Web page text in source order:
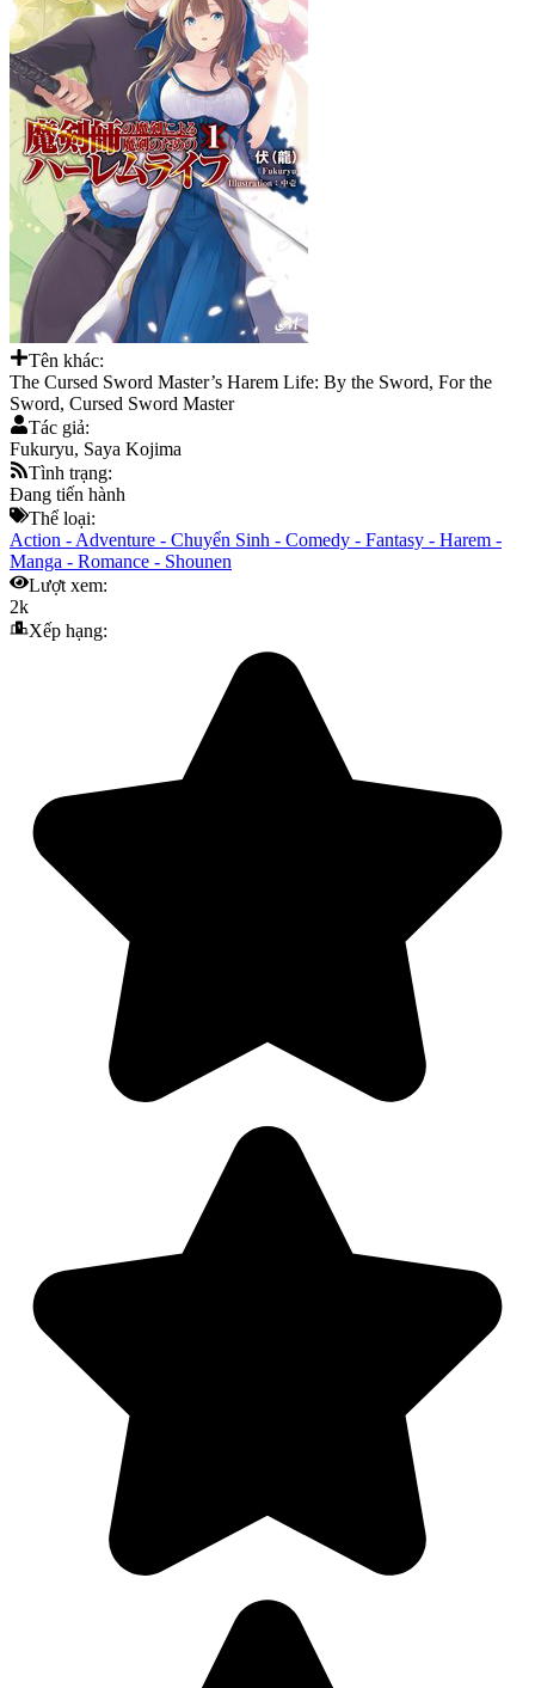
Tên khác:
The Cursed Sword Master’s Harem Life: By the Sword, For the
Sword, Cursed Sword Master
Tác giả:
Fukuryu, Saya Kojima
Tình trạng:
Đang tiến hành
Thể loại:
Action - Adventure - Chuyển Sinh - Comedy - Fantasy - Harem -
Manga - Romance - Shounen
Lượt xem:
2k
Xếp hạng: